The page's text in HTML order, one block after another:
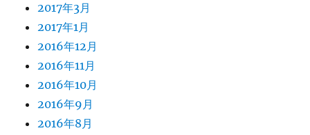
2017年3月
2017年1月
2016年12月
2016年11月
2016年10月
2016年9月
2016年8月